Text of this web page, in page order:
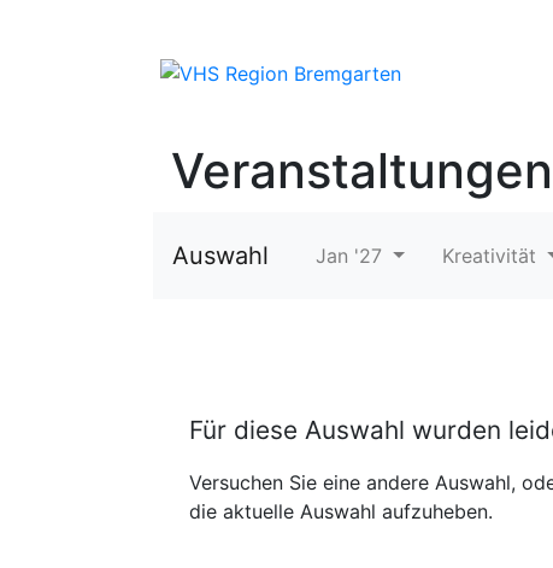
Veranstaltungen
Auswahl Jan '27 Kreativität
Für diese Auswahl wurden
Versuchen Sie eine andere Auswahl,
die aktuelle Auswahl aufzuheben.